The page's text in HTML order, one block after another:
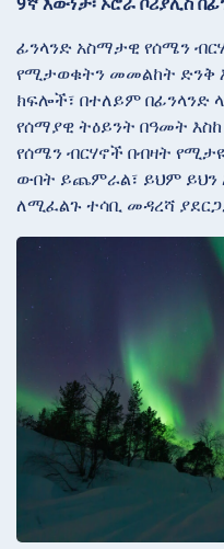
9ኛ እውነታ፡ ኦሮራ ቦሪያሊስ
ፊንላንድ አስማታዊ የሰሜን
የሚታወቁትን መመልከት ድንቅ
ክፍሎች፣ በተለይም በፊንላንድ
የሰማያዊ ትዕይንት በዓመት
የሰሜን ብርሃኖች በብዛት
ውበት ይጨምራል፣ ይህም ይህን
ለሚፈልጉ ተሳቢ መዳረሻ